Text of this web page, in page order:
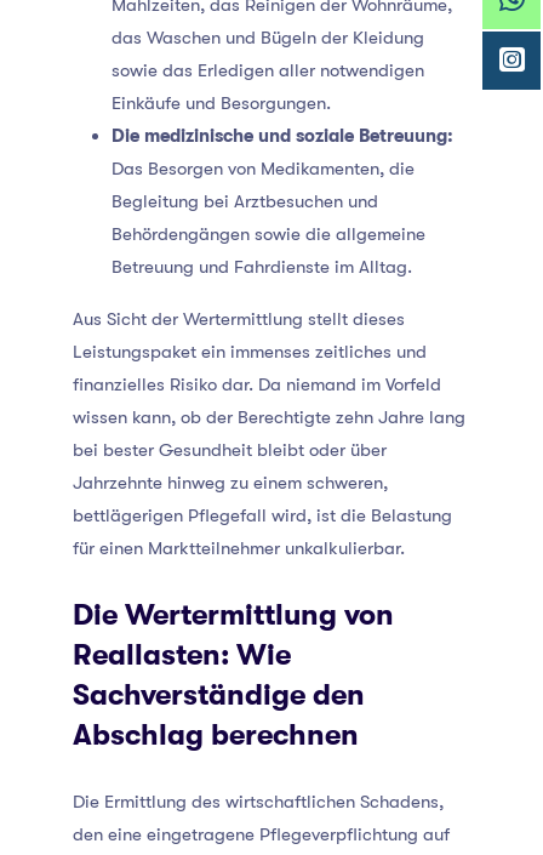
Mahlzeiten, das Reinigen der Wohnräume,
das Waschen und Bügeln der Kleidung
sowie das Erledigen aller notwendigen
Einkäufe und Besorgungen.
Die medizinische und soziale Betreuung:
Das Besorgen von Medikamenten, die
Begleitung bei Arztbesuchen und
Behördengängen sowie die allgemeine
Betreuung und Fahrdienste im Alltag.
Aus Sicht der Wertermittlung stellt dieses
Leistungspaket ein immenses zeitliches und
finanzielles Risiko dar. Da niemand im Vorfeld
wissen kann, ob der Berechtigte zehn Jahre lang
bei bester Gesundheit bleibt oder über
Jahrzehnte hinweg zu einem schweren,
bettlägerigen Pflegefall wird, ist die Belastung
für einen Marktteilnehmer unkalkulierbar.
Die Wertermittlung von
Reallasten: Wie
Sachverständige den
Abschlag berechnen
Die Ermittlung des wirtschaftlichen Schadens,
den eine eingetragene Pflegeverpflichtung auf